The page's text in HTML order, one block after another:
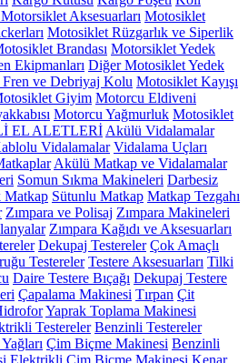
Motorsiklet Aksesuarları Motosiklet
Motosiklet Rüzgarlık ve Siperlik
Brandası Motorsiklet Yedek
Ekipmanları Diğer Motosiklet Yedek
ve Debriyaj Kolu Motosiklet Kayışı
Giyim Motorcu Eldiveni
Motorcu Yağmurluk Motosiklet
EL ALETLERİ Akülü Vidalamalar
Vidalamalar Vidalama Uçları
Akülü Matkap ve Vidalamalar
Somun Sıkma Makineleri Darbesiz
Matkap Sütunlu Matkap Matkap Tezgahı
Zımpara ve Polisaj Zımpara Makineleri
Zımpara Kağıdı ve Aksesuarları
Dekupaj Testereler Çok Amaçlı
Testereler Testere Aksesuarları Tilki
Daire Testere Bıçağı Dekupaj Testere
Çapalama Makinesi Tırpan Çit
Yaprak Toplama Makinesi
Testereler Benzinli Testereler
Çim Biçme Makinesi Benzinli
Elektrikli Çim Biçme Makinesi Kenar